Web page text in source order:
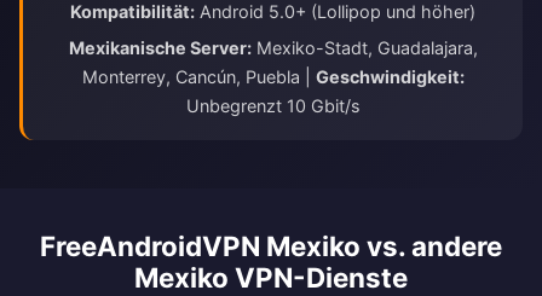
Kompatibilität: Android 5.0+ (Lollipop und höher)
Mexikanische Server:Mexiko-Stadt, Guadalajara,
Monterrey, Cancún, Puebla | Geschwindigkeit:
Unbegrenzt 10 Gbit/s
FreeAndroidVPN Mexiko vs. andere
Mexiko VPN-Dienste